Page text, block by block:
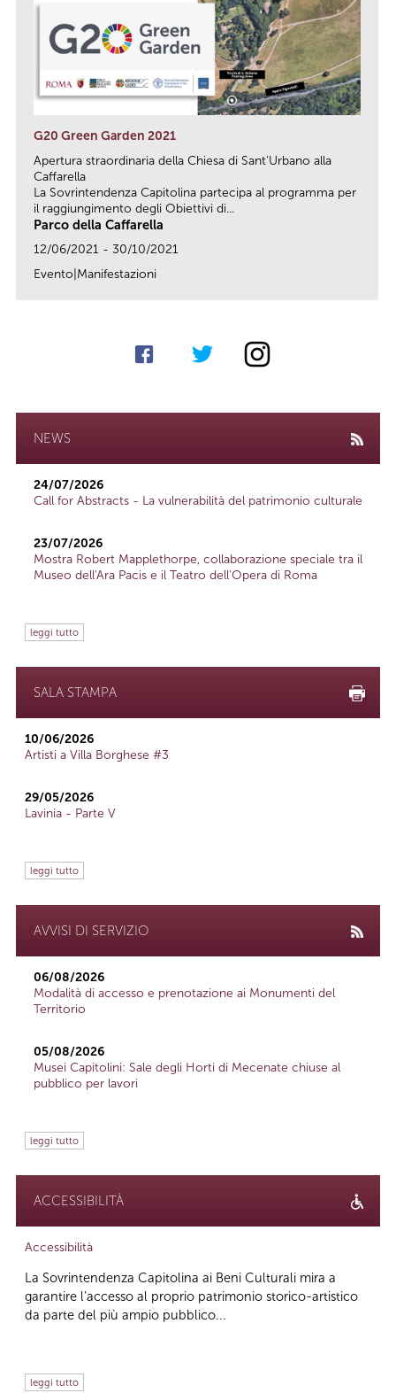
G20 Green Garden 2021
Apertura straordinaria della Chiesa di Sant’Urbano alla
Caffarella
La Sovrintendenza Capitolina partecipa al programma per
il raggiungimento degli Obiettivi di...
Parco della Caffarella
12/06/2021 - 30/10/2021
Evento|Manifestazioni
NEWS
24/07/2026
Call for Abstracts - La vulnerabilità del patrimonio culturale
23/07/2026
Mostra Robert Mapplethorpe, collaborazione speciale tra il
Museo dell'Ara Pacis e il Teatro dell'Opera di Roma
leggi tutto
SALA STAMPA
10/06/2026
Artisti a Villa Borghese #3
29/05/2026
Lavinia - Parte V
leggi tutto
AVVISI DI SERVIZIO
06/08/2026
Modalità di accesso e prenotazione ai Monumenti del
Territorio
05/08/2026
Musei Capitolini: Sale degli Horti di Mecenate chiuse al
pubblico per lavori
leggi tutto
ACCESSIBILITÀ
Accessibilità
La Sovrintendenza Capitolina ai Beni Culturali mira a
garantire l’accesso al proprio patrimonio storico-artistico
da parte del più ampio pubblico...
leggi tutto